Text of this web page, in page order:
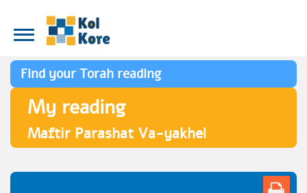
Find your Torah reading
My reading
Maftir Parashat Va-yakhel